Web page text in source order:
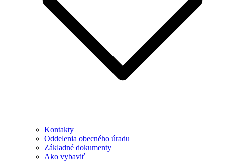
Kontakty
Oddelenia obecného úradu
Základné dokumenty
Ako vybaviť